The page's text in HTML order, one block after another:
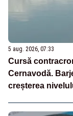
5 aug. 2026, 07:33
Cursă
Cernavodă.
creșterea